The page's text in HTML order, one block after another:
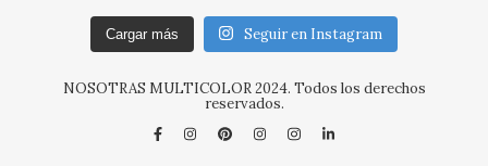
Cargar más Seguir en Instagram
NOSOTRAS MULTICOLOR 2024. Todos los derechos
reservados.